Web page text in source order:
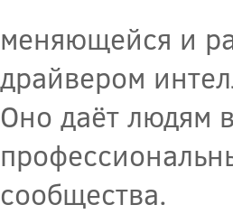
меняющейся и
драйвером
Оно даёт людям
сообщества.